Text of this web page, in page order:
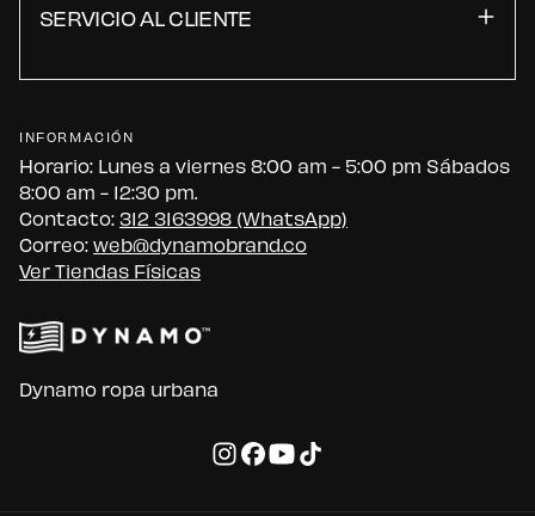
SERVICIO AL CLIENTE
INFORMACIÓN
Horario: Lunes a viernes 8:00 am - 5:00 pm Sábados
8:00 am - 12:30 pm.
Contacto:312 3163998 (WhatsApp)
Correo:web@dynamobrand.co
Ver Tiendas Físicas
Dynamo ropa urbana